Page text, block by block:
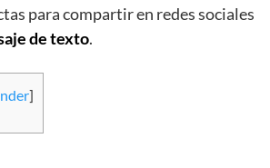
para compartir en redes sociales
de texto.
]